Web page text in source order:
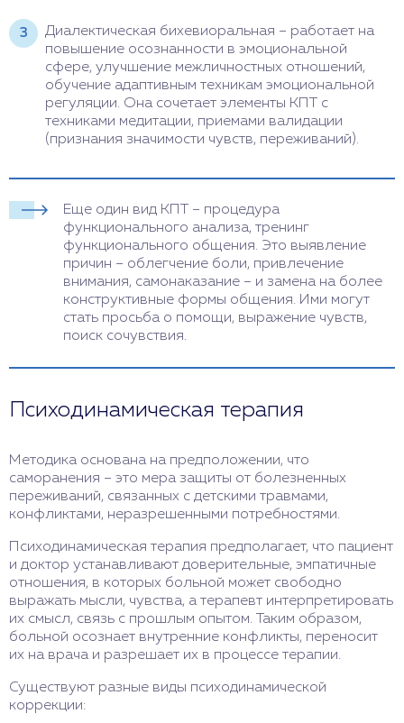
Диалектическая бихевиоральная – работает на
повышение осознанности в эмоциональной
сфере, улучшение межличностных отношений,
обучение адаптивным техникам эмоциональной
регуляции. Она сочетает элементы КПТ с
техниками медитации, приемами валидации
(признания значимости чувств, переживаний).
Еще один вид КПТ – процедура
функционального анализа, тренинг
функционального общения. Это выявление
причин – облегчение боли, привлечение
внимания, самонаказание – и замена на более
конструктивные формы общения. Ими могут
стать просьба о помощи, выражение чувств,
поиск сочувствия.
Психодинамическая терапия
Методика основана на предположении, что
саморанения – это мера защиты от болезненных
переживаний, связанных с детскими травмами,
конфликтами, неразрешенными потребностями.
Психодинамическая терапия предполагает, что пациент
и доктор устанавливают доверительные, эмпатичные
отношения, в которых больной может свободно
выражать мысли, чувства, а терапевт интерпретировать
их смысл, связь с прошлым опытом. Таким образом,
больной осознает внутренние конфликты, переносит
их на врача и разрешает их в процессе терапии.
Существуют разные виды психодинамической
коррекции: